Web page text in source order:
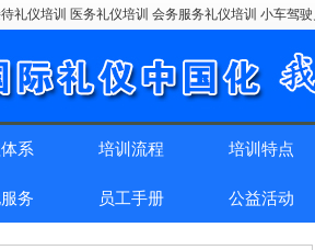
礼仪培训 医务礼仪培训 会务服务礼仪培训 小车驾
系 培训流程 培训特点
务 员工手册 公益活动